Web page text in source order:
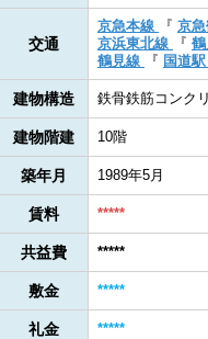
交通
京急本線 『 京
京浜東北線
『
鶴見線
『 国道駅
建物構造 鉄骨鉄筋コンク
建物階建 10階
築年月 1989年5月
賃料 *****
共益費 *****
敷金 *****
礼金 *****